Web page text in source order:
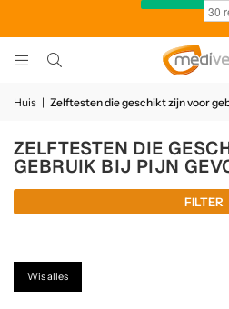
Huis | Zelftesten die geschikt zijn voor
ZELFTESTEN DIE
GEBRUIK BIJ PIJN
FILTER
Wis alles